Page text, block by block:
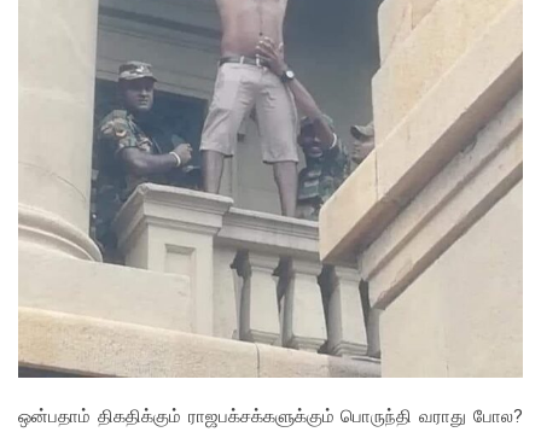
ஒன்பதாம் திகதிக்கும் ராஜபக்சக்களுக்கும் பொருந்தி வராது போல?